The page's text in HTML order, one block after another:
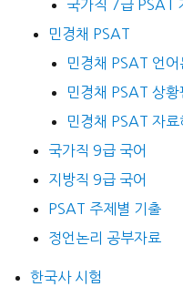
국가직 7급 PSAT
민경채 PSAT
민경채 PSAT 언어
민경채 PSAT 상황
민경채 PSAT 자료
국가직 9급 국어
지방직 9급 국어
PSAT 주제별 기출
정언논리 공부자료
한국사 시험